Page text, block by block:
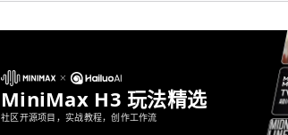
MiniMax H3 玩法精选
社区开源项目，实战教程，创作工作流